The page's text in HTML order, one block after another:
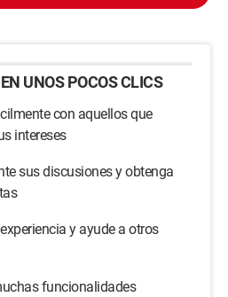
UNOS POCOS CLICS
con aquellos que
intereses
sus discusiones y obtenga
y ayude a otros
funcionalidades